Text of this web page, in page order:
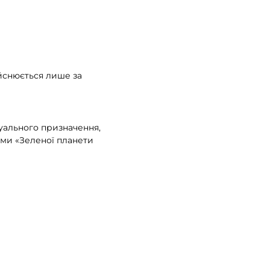
лише за
призначення,
«Зеленої планети